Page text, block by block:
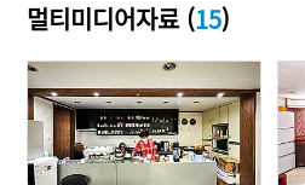
멀티미디어자료 (15)